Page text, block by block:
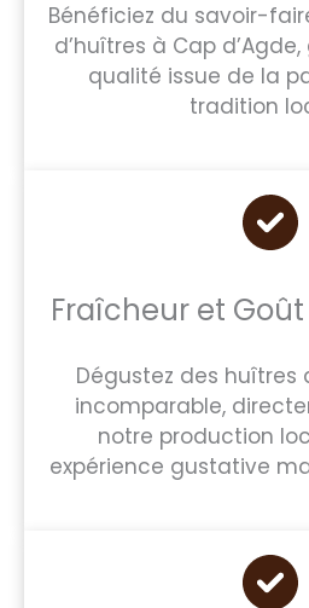
Bénéficiez du savoir-
d’huîtres à Cap
qualité issue de la
tradition
Fraîcheur et
Dégustez des huîtres
incomparable,
notre production
expérience gustative